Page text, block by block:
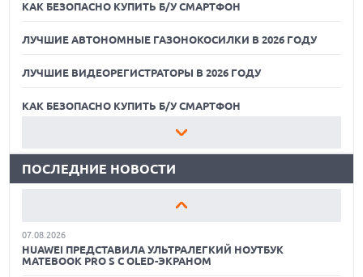
КАК БЕЗОПАСНО КУПИТЬ Б/У СМАРТФОН
ЛУЧШИЕ АВТОНОМНЫЕ ГАЗОНОКОСИЛКИ В 2026 ГОДУ
ЛУЧШИЕ ВИДЕОРЕГИСТРАТОРЫ В 2026 ГОДУ
КАК БЕЗОПАСНО КУПИТЬ Б/У СМАРТФОН
ЛУЧШИЕ АВТОНОМНЫЕ ГАЗОНОКОСИЛКИ В 2026 ГОДУ
ЛУЧШИЕ ВИДЕОРЕГИСТРАТОРЫ В 2026 ГОДУ
КАК БЕЗОПАСНО КУПИТЬ Б/У СМАРТФОН
ЛУЧШИЕ АВТОНОМНЫЕ ГАЗОНОКОСИЛКИ В 2026 ГОДУ
ПОСЛЕДНИЕ НОВОСТИ
07.08.2026
НА КЕЙСЕ ДЛЯ УПРАВЛЕНИЯ МУЗЫКОЙ
КАМЕРЫ В СМАРТФОНАХ PIXEL 11 PRO
07.08.2026
HUAWEI ПРЕДСТАВИЛА УЛЬТРАЛЕГКИЙ НОУТБУК
MATEBOOK PRO S С OLED-ЭКРАНОМ